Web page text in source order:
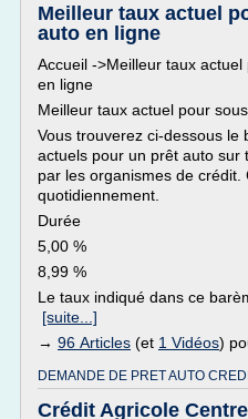
Meilleur taux actuel
auto en ligne
Accueil ->Meilleur taux
en ligne
Meilleur taux actuel pour
Vous trouverez ci-dessous le
actuels pour un prêt auto sur
par les organismes de
quotidiennement.
Durée
5,00 %
8,99 %
Le taux indiqué dans ce
[suite...]
→ 96 Articles (et 1 Vidéos)
DEMANDE DE PRET AUTO
Crédit Agricole